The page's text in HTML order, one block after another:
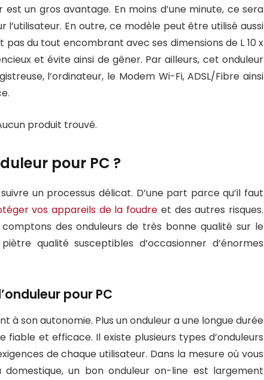
un gros avantage. En moins d’une minute, ce sera
l’utilisateur. En outre, ce modèle peut être utilisé aussi
pas du tout encombrant avec ses dimensions de L 10 x
et évite ainsi de gêner. Par ailleurs, cet onduleur
l’ordinateur, le Modem Wi-Fi, ADSL/Fibre ainsi
produit trouvé.
pour PC ?
un processus délicat. D’une part parce qu’il faut
vos appareils de la foudre et des autres risques.
des onduleurs de très bonne qualité sur le
qualité susceptibles d’occasionner d’énormes
pour PC
à son autonomie. Plus un onduleur a une longue durée
et efficace. Il existe plusieurs types d’onduleurs
de chaque utilisateur. Dans la mesure où vous
un bon onduleur on-line est largement